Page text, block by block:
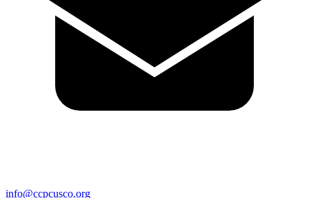
info@ccpcusco.org